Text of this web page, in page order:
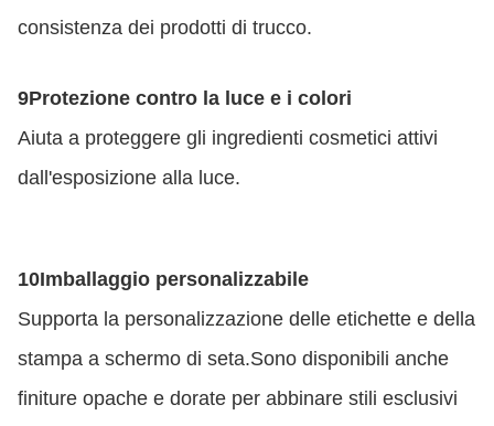
consistenza dei prodotti di trucco.
9Protezione contro la luce e i colori
Aiuta a proteggere gli ingredienti cosmetici attivi
dall'esposizione alla luce.
10Imballaggio personalizzabile
Supporta la personalizzazione delle etichette e della
stampa a schermo di seta.Sono disponibili anche
finiture opache e dorate per abbinare stili esclusivi